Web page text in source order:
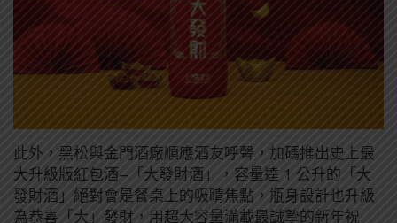
此外，黑松與金門酒廠順應酒友呼聲，加碼推出史上最
大升級版紅包酒–「大發財酒」，容量達 1 公升的「大
發財酒」絕對會是餐桌上的吸睛焦點，瓶身設計也升級
為恭喜「大」發財，用超大容量滿載最誠摯的新年祝